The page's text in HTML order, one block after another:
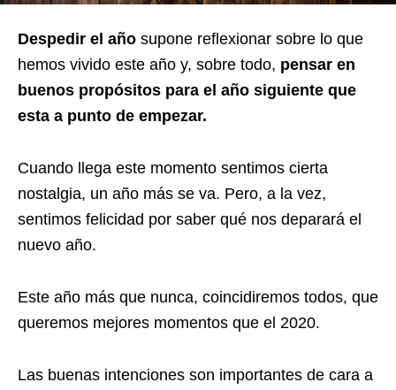
Despedir el año supone reflexionar sobre lo que
hemos vivido este año y, sobre todo, pensar en
buenos propósitos para el año siguiente que
esta a punto de empezar.
Cuando llega este momento sentimos cierta
nostalgia, un año más se va. Pero, a la vez,
sentimos felicidad por saber qué nos deparará el
nuevo año.
Este año más que nunca, coincidiremos todos, que
queremos mejores momentos que el 2020.
Las buenas intenciones son importantes de cara a